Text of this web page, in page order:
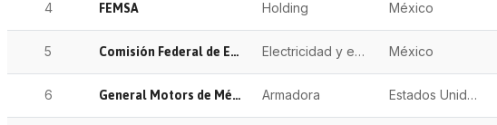
4 FEMSA Holding México
5 Comisión Federal de Electricidad Electricidad y energía México
6 General Motors de México Armadora Estados Unidos